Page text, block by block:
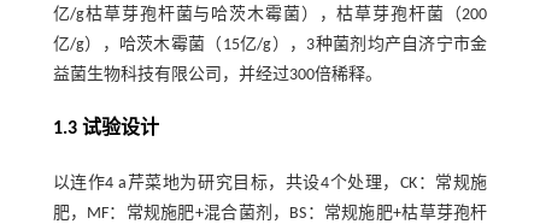
亿/g枯草芽孢杆菌与哈茨木霉菌），枯草芽孢杆菌（200
亿/g），哈茨木霉菌（15亿/g），3种菌剂均产自济宁市金
益菌生物科技有限公司，并经过300倍稀释。
1.3 试验设计
以连作4 a芹菜地为研究目标，共设4个处理，CK：常规施
肥，MF：常规施肥+混合菌剂，BS：常规施肥+枯草芽孢杆